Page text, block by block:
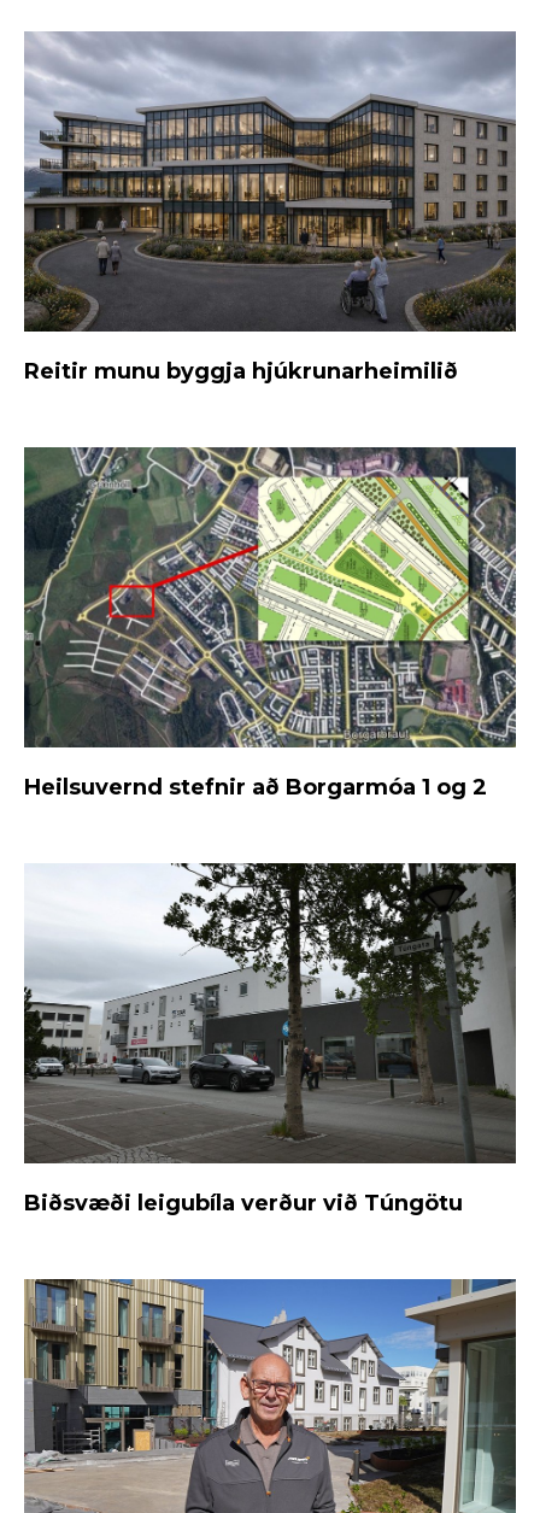
Reitir munu byggja hjúkrunarheimilið
Heilsuvernd stefnir að Borgarmóa 1 og 2
Biðsvæði leigubíla verður við Túngötu